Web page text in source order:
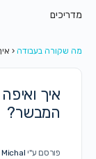
מדריכים
מה שקורה בעבודה ‹
איך
המבשר?
פורסם ע"י Michal